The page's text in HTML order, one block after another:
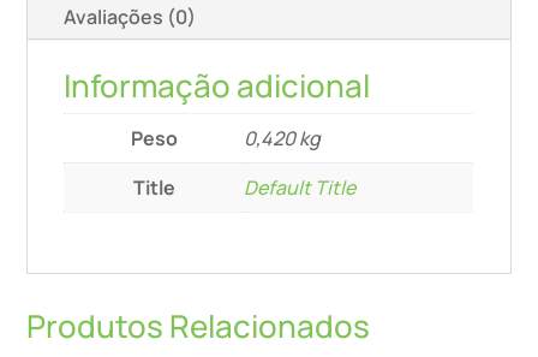
Avaliações (0)
Informação adicional
Peso
0,420 kg
Title
Default Title
Produtos Relacionados